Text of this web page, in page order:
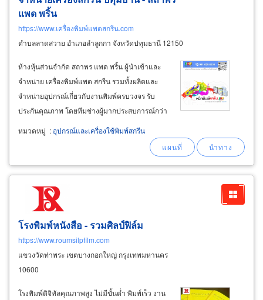
แพด พริ้น
https://www.เครื่องพิมพ์แพดสกรีน.com
ตำบลลาดสวาย อำเภอลำลูกกา จังหวัดปทุมธานี 12150
ห้างหุ้นส่วนจำกัด สถาพร แพด พริ้น ผู้นำเข้าและ
จำหน่าย เครื่องพิมพ์แพด สกรีน รวมทั้งผลิตและ
จำหน่ายอุปกรณ์เกี่ยวกับงานพิมพ์ครบวงจร รับ
ประกันคุณภาพ โดยทีมช่างผู้มากประสบการณ์กว่า
15 ปี ติดตั้งและสอนการใช้งานฟรีจนทำเป็น
จำหน่ายเครื่องพิมพ์แพด เครื่องพิมพ์ระบบแพด
หมวดหมู่ : อุปกรณ์และเครื่องใช้พิมพ์สกรีน
โรงพิมพ์หนังสือ - รวมศิลป์ฟิล์ม
https://www.roumsilpfilm.com
แขวงวัดท่าพระ เขตบางกอกใหญ่ กรุงเทพมหานคร
10600
โรงพิมพ์ดิจิทัลคุณภาพสูง ไม่มีขั้นต่ำ พิมพ์เร็ว งาน